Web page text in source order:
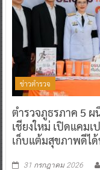
ข่าวตำรวจ
ตำรวจภูธรภาค 5 ผ
เชียงใหม่ เปิดแคม
เก็บแต้มสุขภาพดีไ
31 กรกฎาคม 2026